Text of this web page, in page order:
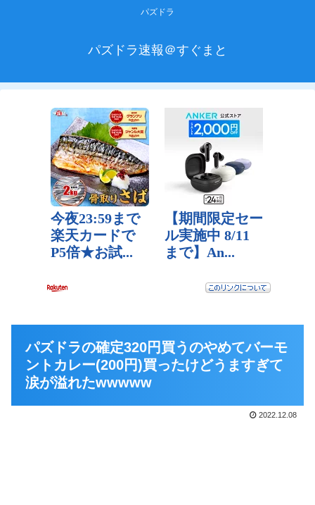
パズドラ
パズドラ速報＠すぐまと
パズドラの確定320円買うのやめてバーモ
ントカレー(200円)買ったけどうますぎて
涙が溢れたwwwww
2022.12.08